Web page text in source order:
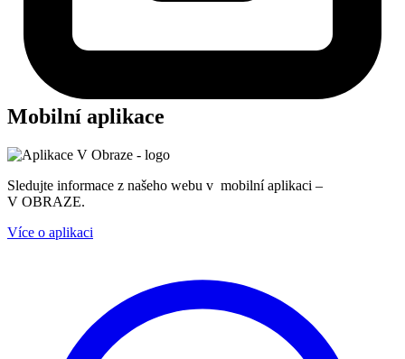
Mobilní aplikace
Sledujte informace z našeho webu v mobilní aplikaci –
V OBRAZE.
Více o aplikaci